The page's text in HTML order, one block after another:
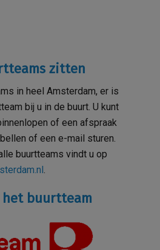
zitten
in heel Amsterdam, er is
bij u in de buurt. U kunt
of een afspraak
of een e-mail sturen.
buurtteams vindt u op
.
buurtteam